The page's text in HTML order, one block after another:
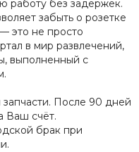
работу без задержек.
забыть о розетке
это не просто
в мир развлечений,
выполненный с
запчасти. После 90 дней
Ваш счёт.
брак при